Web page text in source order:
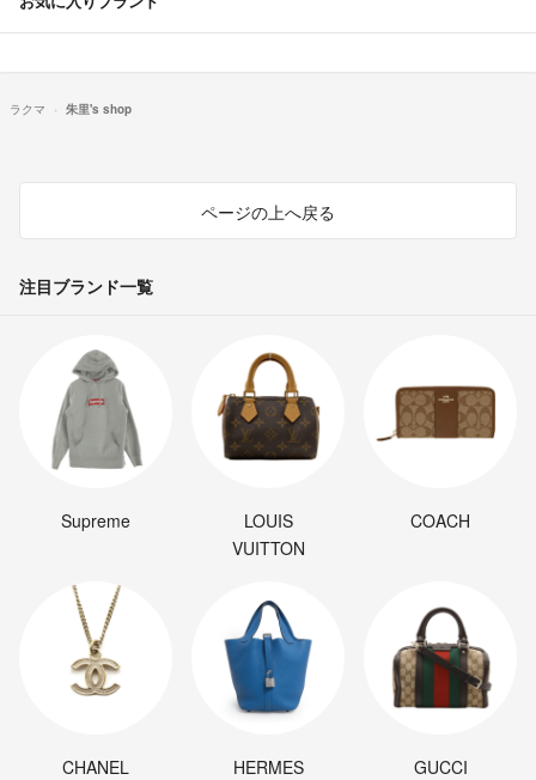
ラクマ 朱里's shop
ページの上へ戻る
注目ブランド一覧
Supreme
LOUIS
VUITTON
COACH
CHANEL HERMES GUCCI